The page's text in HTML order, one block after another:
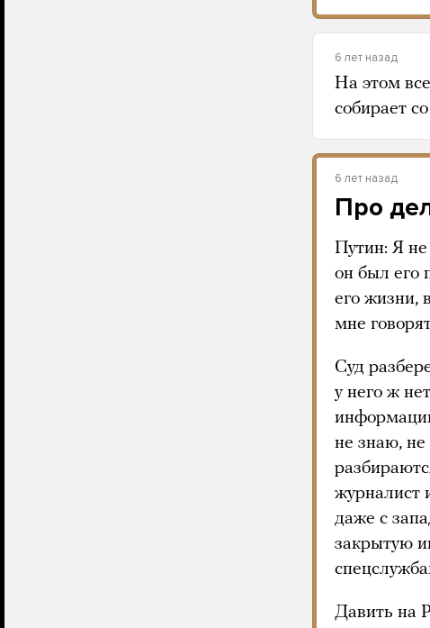
6 лет назад
На этом
собирает
6 лет назад
Про
Путин: Я не
он был его
его жизни,
мне
Суд
у него ж
не знаю, не
журналист
даже с
закрытую
Давить на